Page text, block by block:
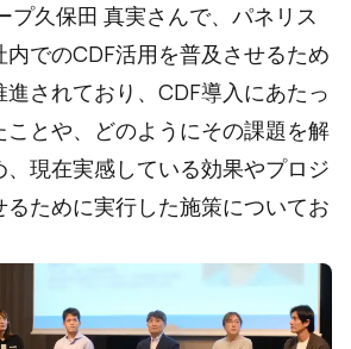
プ久保田 真実さんで、パネリス
内でのCDF活用を普及させるため
されており、CDF導入にあたっ
ことや、どのようにその課題を解
現在実感している効果やプロジ
るために実行した施策についてお